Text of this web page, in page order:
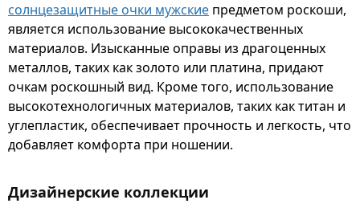
солнцезащитные очки мужские предметом роскоши,
является использование высококачественных
материалов. Изысканные оправы из драгоценных
металлов, таких как золото или платина, придают
очкам роскошный вид. Кроме того, использование
высокотехнологичных материалов, таких как титан и
углепластик, обеспечивает прочность и легкость, что
добавляет комфорта при ношении.
Дизайнерские коллекции